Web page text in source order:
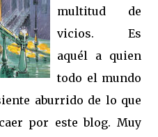
multitud de
vicios. Es
aquél a quien
todo el mundo
aburrido de lo que
por este blog. Muy